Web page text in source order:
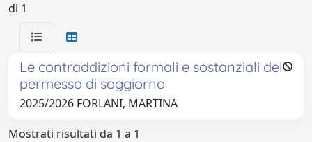
di 1
Le contraddizioni formali e sostanziali del
permesso di soggiorno
2025/2026 FORLANI, MARTINA
Mostrati risultati da 1 a 1